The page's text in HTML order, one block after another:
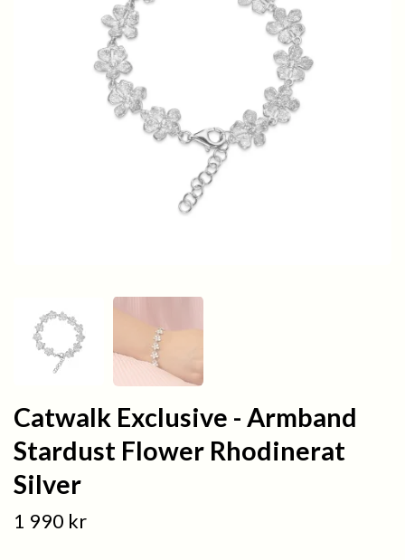
Catwalk Exclusive - Armband
Stardust Flower Rhodinerat
Silver
1 990 kr